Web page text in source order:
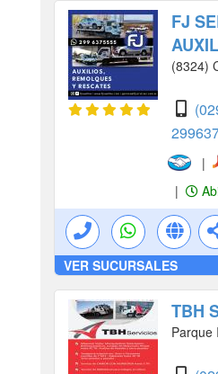
FJ
(8324)
|
|
VER SUCURSALES
TBH
Parque